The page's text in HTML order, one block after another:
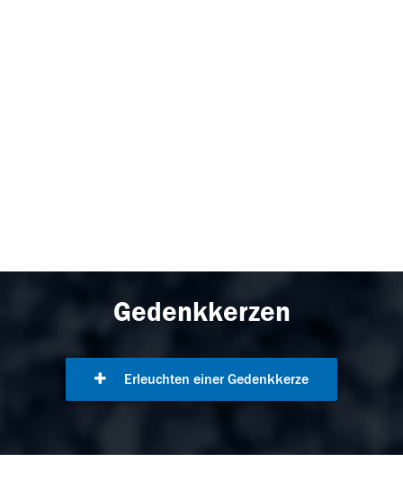
Gedenkkerzen
Erleuchten einer Gedenkkerze